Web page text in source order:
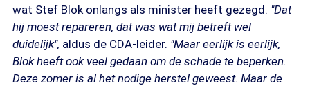
wat Stef Blok onlangs als minister heeft gezegd. "Dat
hij moest repareren, dat was wat mij betreft wel
duidelijk", aldus de CDA-leider. "Maar eerlijk is eerlijk,
Blok heeft ook veel gedaan om de schade te beperken.
Deze zomer is al het nodige herstel geweest. Maar de